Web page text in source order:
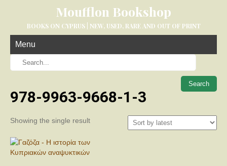
Moufflon Bookshop
BOOKS ON CYPRUS | NEW, USED, RARE AND OUT OF PRINT
Menu
978-9963-9668-1-3
Showing the single result